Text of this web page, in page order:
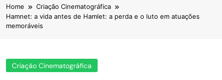
Home
Criação Cinematográfica
Hamnet: a vida antes de Hamlet: a perda e o luto em atuações
memoráveis
Criação Cinematográfica